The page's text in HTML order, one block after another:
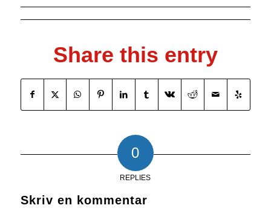
Share this entry
0
REPLIES
Skriv en kommentar